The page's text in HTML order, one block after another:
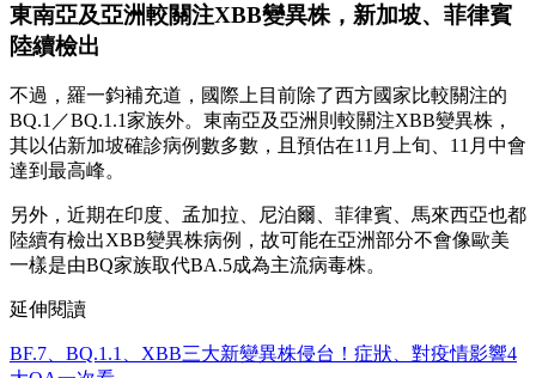
東南亞及亞洲較關注XBB變異株，新加坡、菲律賓
陸續檢出
不過，羅一鈞補充道，國際上目前除了西方國家比較關注的
BQ.1／BQ.1.1家族外。東南亞及亞洲則較關注XBB變異株，
其以佔新加坡確診病例數多數，且預估在11月上旬、11月中會
達到最高峰。
另外，近期在印度、孟加拉、尼泊爾、菲律賓、馬來西亞也都
陸續有檢出XBB變異株病例，故可能在亞洲部分不會像歐美
一樣是由BQ家族取代BA.5成為主流病毒株。
延伸閱讀
BF.7、BQ.1.1、XBB三大新變異株侵台！症狀、對疫情影響4